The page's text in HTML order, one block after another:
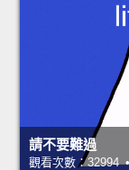
請不要難過
觀看次數：32994